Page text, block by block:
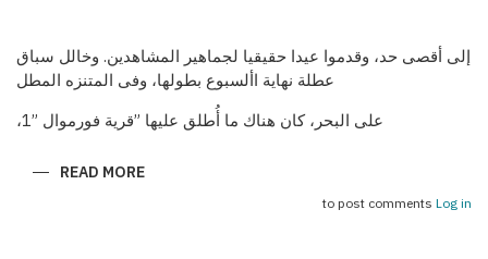
إلى أقصى حد، وقدموا عيدا حقيقيا لجماهير المشاهدين. وخالل سباق
عطلة نهاية األسبوع بطولها، وفى المتنزه المطل
على البحر، كان هناك ما أطلق عليها ”قرية فورموال ”1،
READ MORE
ABOUT
Log in
to post comments